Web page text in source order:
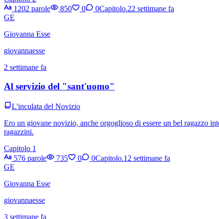
1202 parole
850 0 0Capitolo.22 settimane fa
GE
Giovanna Esse
giovannaesse
2 settimane fa
Al servizio del "sant'uomo"
L'inculata del Novizio
Ero un giovane novizio, anche orgoglioso di essere un bel ragazzo
ragazzini.
Capitolo 1
576 parole
735 0 0Capitolo.1 2 settimane fa
GE
Giovanna Esse
giovannaesse
3 settimane fa